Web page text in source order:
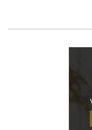
Ministério da Saúde
Ministério da Ciência,